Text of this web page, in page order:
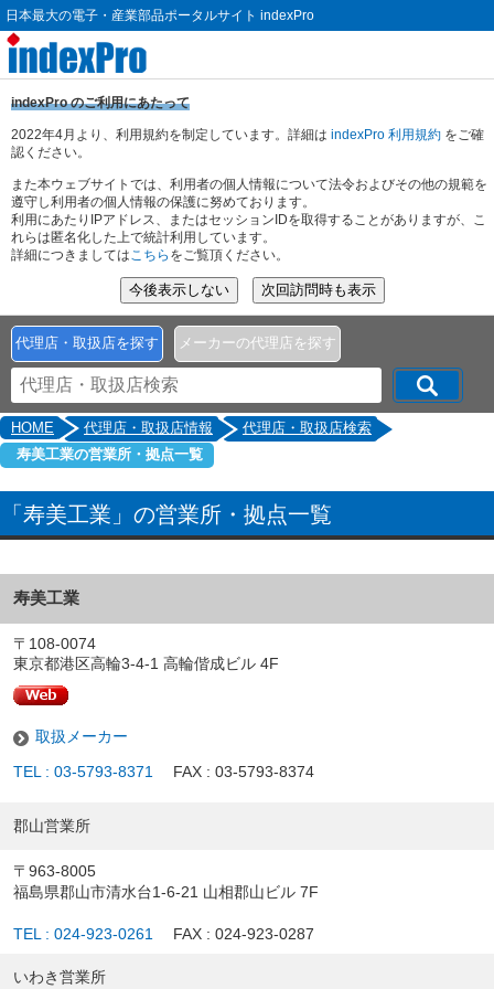
日本最大の電子・産業部品ポータルサイト indexPro
indexPro のご利用にあたって
2022年4月より、利用規約を制定しています。詳細は indexPro 利用規約 をご確
認ください。
また本ウェブサイトでは、利用者の個人情報について法令およびその他の規範を
遵守し利用者の個人情報の保護に努めております。
利用にあたりIPアドレス、またはセッションIDを取得することがありますが、こ
れらは匿名化した上で統計利用しています。
詳細につきましてはこちら をご覧頂ください。
代理店・取扱店を探す メーカーの代理店を探す
HOME 代理店・取扱店情報
代理店・取扱店検索
寿美工業の営業所・拠点一覧
「寿美工業」の営業所・拠点一覧
寿美工業
〒108-0074
東京都港区高輪3-4-1 高輪偕成ビル 4F
取扱メーカー
TEL : 03-5793-8371 FAX : 03-5793-8374
郡山営業所
〒963-8005
福島県郡山市清水台1-6-21 山相郡山ビル 7F
TEL : 024-923-0261 FAX : 024-923-0287
いわき営業所